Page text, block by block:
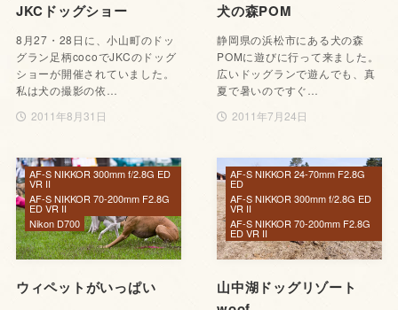
JKCドッグショー
8月27・28日に、小山町のドッ
グラン足柄cocoでJKCのドッグ
ショーが開催されていました。
私は犬の撮影の依…
2011年8月31日
犬の森POM
静岡県の浜松市にある犬の森
POMに遊びに行って来ました。
広いドッグランで遊んでも、真
夏で暑いのですぐ…
2011年7月24日
ウィペットがいっぱい
AF-S NIKKOR 300mm f/2.8G ED
VR II
AF-S NIKKOR 70-200mm F2.8G
ED VR II
Nikon D700
山中湖ドッグリゾート
AF-S NIKKOR 24-70mm F2.8G
ED
AF-S NIKKOR 300mm f/2.8G ED
VR II
AF-S NIKKOR 70-200mm F2.8G
ED VR II